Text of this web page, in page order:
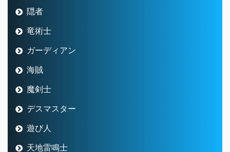
隠者
竜術士
ガーディアン
海賊
魔剣士
デスマスター
遊び人
天地雷鳴士